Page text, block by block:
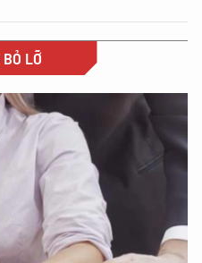
LỠ